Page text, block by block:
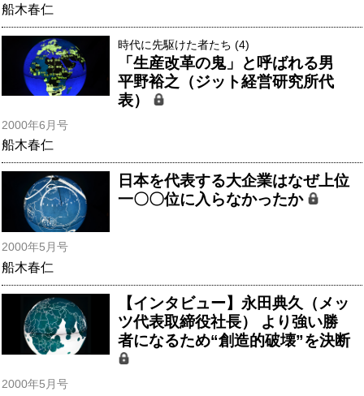
船木春仁
時代に先駆けた者たち (4)
「生産改革の鬼」と呼ばれる男
平野裕之（ジット経営研究所代
表）
2000年6月号
船木春仁
日本を代表する大企業はなぜ上位
一〇〇位に入らなかったか
2000年5月号
船木春仁
【インタビュー】永田典久（メッ
ツ代表取締役社長） より強い勝
者になるため“創造的破壊”を決断
2000年5月号